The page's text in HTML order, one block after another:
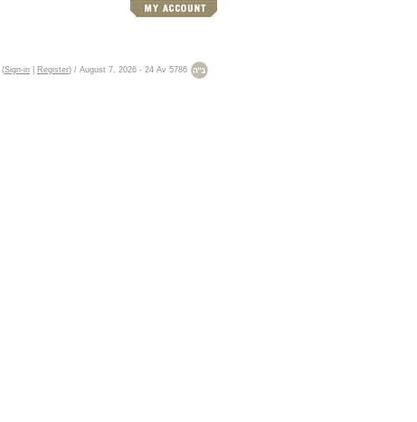
(Sign-in Register) / August 7, 2026 - 24 Av 5786